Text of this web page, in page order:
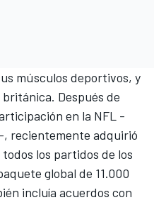
músculos deportivos, y
Después de
en la NFL -
recientemente adquirió
los partidos de los
global de 11.000
incluía acuerdos con